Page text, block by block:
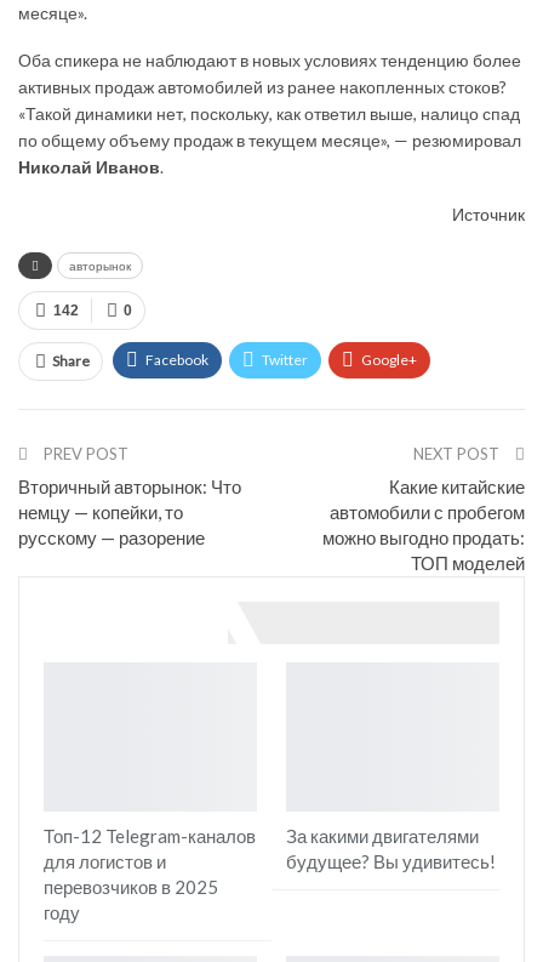
месяце».
Оба спикера не наблюдают в новых условиях тенденцию более
активных продаж автомобилей из ранее накопленных стоков?
«Такой динамики нет, поскольку, как ответил выше, налицо спад
по общему объему продаж в текущем месяце», — резюмировал
Николай Иванов.
Источник
авторынок
0
142
Share Facebook Twitter Google+
Email
PREV POST
Вторичный авторынок: Что
немцу — копейки, то
русскому — разорение
NEXT POST
Какие китайские
автомобили с пробегом
можно выгодно продать:
ТОП моделей
Топ-12 Telegram-каналов
для логистов и
перевозчиков в 2025
году
За какими двигателями
будущее? Вы удивитесь!